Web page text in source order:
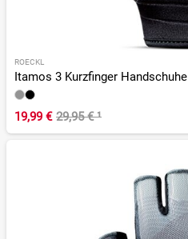
ROECKL
Itamos 3 Kurzfinger Handschuhe
19,99 € 29,95 €¹